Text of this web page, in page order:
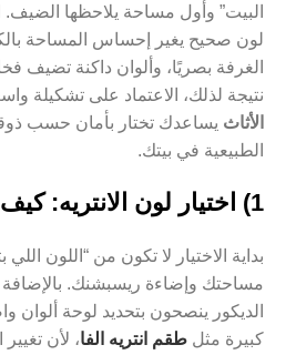
البيت” وأول مساحة يلاحظها الضيف.
لون صحيح يغير إحساس المساحة
الغرفة بصريًا، وألوان داكنة تضيف
نتيجة لذلك، الاعتماد على تشكيلة
الأثاث يساعدك تختار بأمان حسب
الطبيعية في بيتك.
1) اختيار لون الانتريه: كيف تبدأ بدون تردد؟
بداية الاختيار لا تكون من “اللون
مساحتك وإضاءة ريسبشنك. بالإضافة
الديكور ينصحون بتحديد لوحة
كبيرة مثل طقم انتريه الفا، لأن